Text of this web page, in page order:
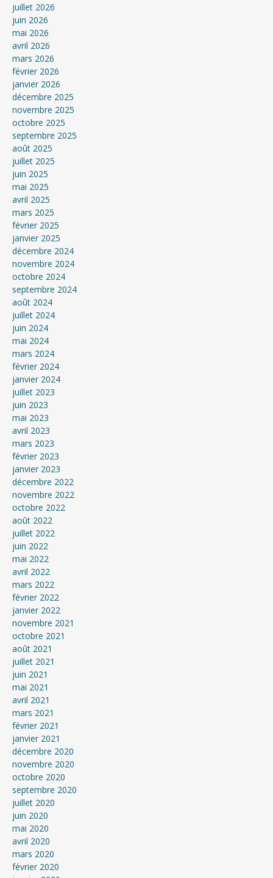
juillet 2026
juin 2026
mai 2026
avril 2026
mars 2026
février 2026
janvier 2026
décembre 2025
novembre 2025
octobre 2025
septembre 2025
août 2025
juillet 2025
juin 2025
mai 2025
avril 2025
mars 2025
février 2025
janvier 2025
décembre 2024
novembre 2024
octobre 2024
septembre 2024
août 2024
juillet 2024
juin 2024
mai 2024
mars 2024
février 2024
janvier 2024
juillet 2023
juin 2023
mai 2023
avril 2023
mars 2023
février 2023
janvier 2023
décembre 2022
novembre 2022
octobre 2022
août 2022
juillet 2022
juin 2022
mai 2022
avril 2022
mars 2022
février 2022
janvier 2022
novembre 2021
octobre 2021
août 2021
juillet 2021
juin 2021
mai 2021
avril 2021
mars 2021
février 2021
janvier 2021
décembre 2020
novembre 2020
octobre 2020
septembre 2020
juillet 2020
juin 2020
mai 2020
avril 2020
mars 2020
février 2020